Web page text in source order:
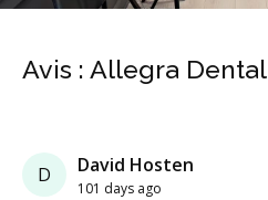
Avis : Allegra Dental
D David Hosten
101 days ago